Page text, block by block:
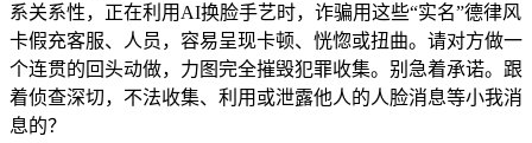
系关系性，正在利用AI换脸手艺时，诈骗用这些“实名”德律风
卡假充客服、人员，容易呈现卡顿、恍惚或扭曲。请对方做一
个连贯的回头动做，力图完全摧毁犯罪收集。别急着承诺。跟
着侦查深切，不法收集、利用或泄露他人的人脸消息等小我消
息的？